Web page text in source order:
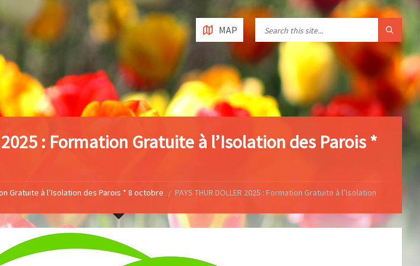
MAP
2025 : Formation Gratuite à l’Isolation des Parois *
Gratuite à l’Isolation des Parois * 8 octobre
PAYS THUR DOLLER 2025 : Formation Gratuite à l’Isolation